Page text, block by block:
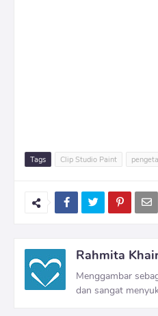
Tags Clip Studio Paint
Rahmita
Menggambar
dan sangat